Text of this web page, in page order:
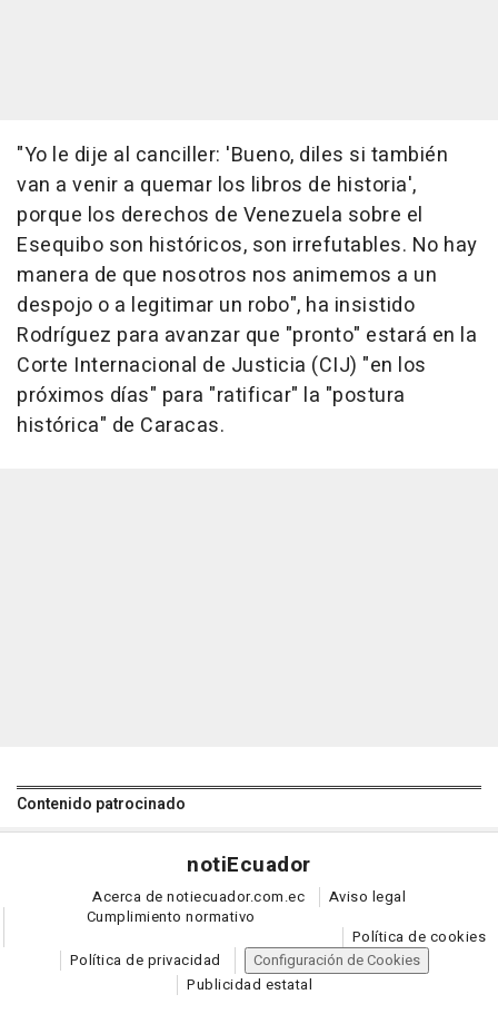
"Yo le dije al canciller: 'Bueno, diles si también
van a venir a quemar los libros de historia',
porque los derechos de Venezuela sobre el
Esequibo son históricos, son irrefutables. No hay
manera de que nosotros nos animemos a un
despojo o a legitimar un robo", ha insistido
Rodríguez para avanzar que "pronto" estará en la
Corte Internacional de Justicia (CIJ) "en los
próximos días" para "ratificar" la "postura
histórica" de Caracas.
Contenido patrocinado
notiEcuador
Acerca de notiecuador.com.ec
Aviso legal
Cumplimiento normativo
Política de cookies
Política de privacidad
Configuración de Cookies
Publicidad estatal